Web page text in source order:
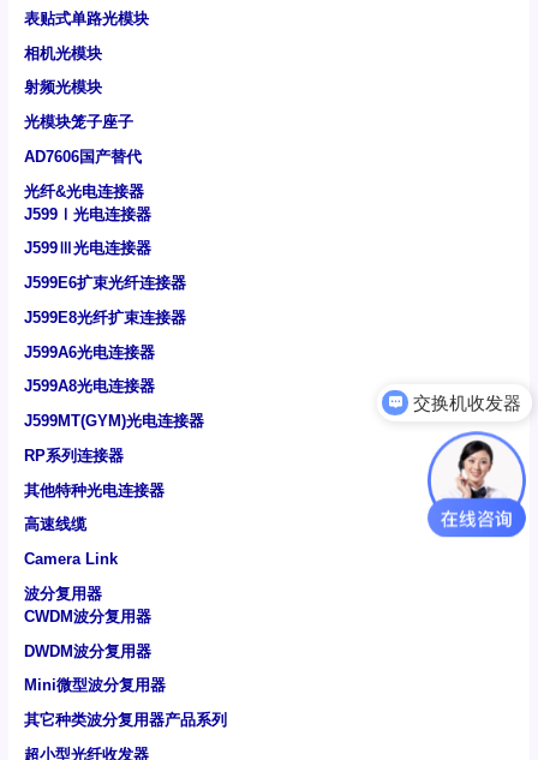
表贴式单路光模块
相机光模块
射频光模块
光模块笼子座子
AD7606国产替代
光纤&光电连接器
J599Ⅰ光电连接器
J599Ⅲ光电连接器
J599E6扩束光纤连接器
J599E8光纤扩束连接器
J599A6光电连接器
J599A8光电连接器
J599MT(GYM)光电连接器
RP系列连接器
其他特种光电连接器
高速线缆
Camera Link
波分复用器
CWDM波分复用器
DWDM波分复用器
Mini微型波分复用器
其它种类波分复用器产品系列
超小型光纤收发器
可以介绍下你们的产品么